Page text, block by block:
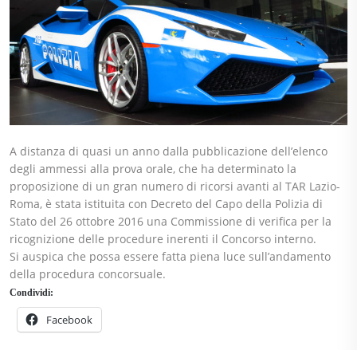
A distanza di quasi un anno dalla pubblicazione dell’elenco
degli ammessi alla prova orale, che ha determinato la
proposizione di un gran numero di ricorsi avanti al TAR Lazio-
Roma, è stata istituita con Decreto del Capo della Polizia di
Stato del 26 ottobre 2016 una Commissione di verifica per la
ricognizione delle procedure inerenti il Concorso interno.
Si auspica che possa essere fatta piena luce sull’andamento
della procedura concorsuale.
Condividi:
Facebook